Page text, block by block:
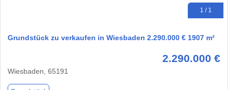
1 / 1
Grundstück zu verkaufen in Wiesbaden 2.290.000 € 1907 m²
2.290.000 €
Wiesbaden, 65191